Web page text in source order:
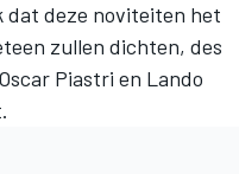
dat deze noviteiten het
zullen dichten, des
Oscar Piastri en Lando